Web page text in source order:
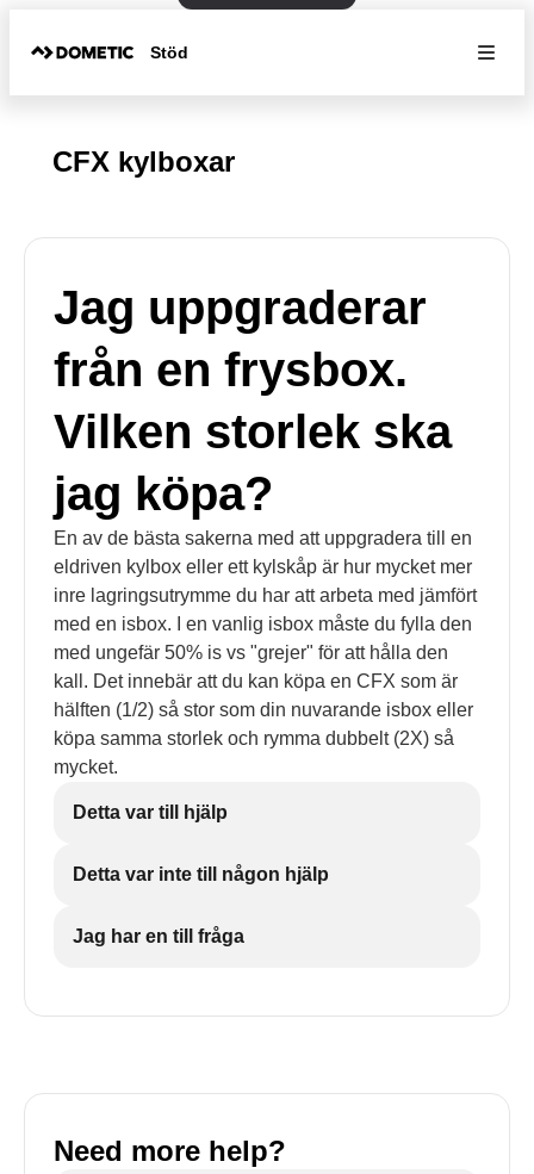
Stöd
CFX kylboxar
Jag uppgraderar
från en frysbox.
Vilken storlek ska
jag köpa?
En av de bästa sakerna med att uppgradera till en
eldriven kylbox eller ett kylskåp är hur mycket mer
inre lagringsutrymme du har att arbeta med jämfört
med en isbox. I en vanlig isbox måste du fylla den
med ungefär 50% is vs "grejer" för att hålla den
kall. Det innebär att du kan köpa en CFX som är
hälften (1/2) så stor som din nuvarande isbox eller
köpa samma storlek och rymma dubbelt (2X) så
mycket.
Detta var till hjälp
Detta var inte till någon hjälp
Jag har en till fråga
Need more help?